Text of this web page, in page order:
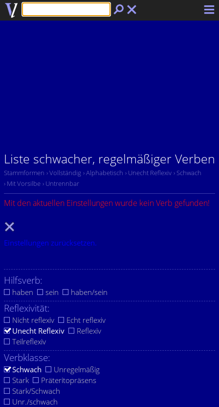
Liste schwacher, regelmäßiger Verben
Stammformen › Vollständig › Alphabetisch › Unecht Reflexiv › Schwach
› Mit Vorsilbe › Untrennbar
Mit den aktuellen Einstellungen wurde kein Verb gefunden!
Einstellungen zurücksetzen.
Hilfsverb:
haben sein haben/sein
Reflexivität:
Nicht reflexiv
Echt reflexiv
Unecht Reflexiv
Reflexiv
Teilreflexiv
Verbklasse:
Schwach
Unregelmäßig
Stark
Präteritopräsens
Stark/Schwach
Unr./schwach